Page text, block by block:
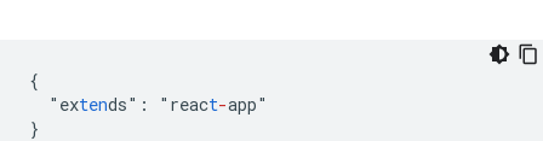
{
" extends" : " react-app
}